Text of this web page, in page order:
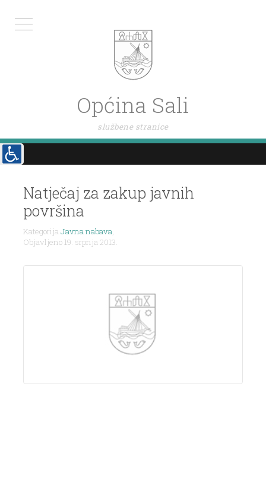
Općina Sali
službene stranice
Natječaj za zakup javnih
površina
KategorijaJavna nabava,
Objavljeno 19. srpnja 2013.
Navigacija